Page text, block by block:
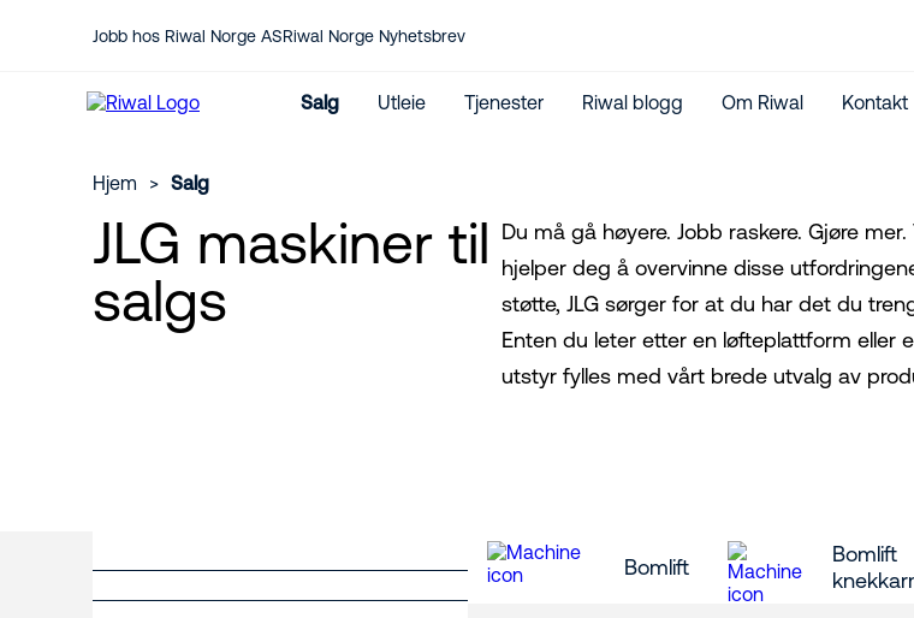
Jobb hos Riwal Norge ASRiwal Norge Nyhetsbrev
Salg
Nye maskiner
Brukte maskiner
Utleie Tjenester
Service
Reservedeler
CO₂-utslippskalkulator
Internasjonal utleie
Riwal blogg Om Riwal Kontakt
Kontakt oss her
Medarbeidere
Hjem > Salg
JLG maskiner til
salgs
Du må gå høyere. Jobb raskere. Gjøre
hjelper deg å overvinne disse
støtte, JLG sørger for at du har det du
Enten du leter etter en løfteplattform eller
utstyr fylles med vårt brede utvalg av
Bomlift
Bomlift